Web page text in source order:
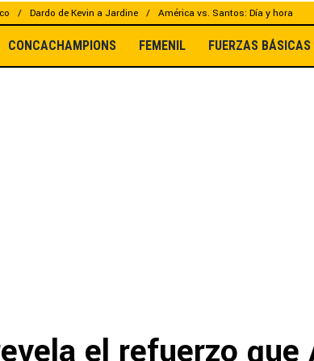
Dardo de Kevin a Jardine América vs. Santos: Día y hora
CONCACHAMPIONS FEMENIL FUERZAS BÁSICAS
el refuerzo que